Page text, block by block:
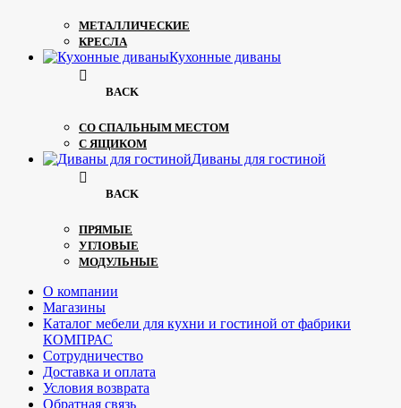
МЕТАЛЛИЧЕСКИЕ
КРЕСЛА
Кухонные диваны
BACK
СО СПАЛЬНЫМ МЕСТОМ
С ЯЩИКОМ
Диваны для гостиной
BACK
ПРЯМЫЕ
УГЛОВЫЕ
МОДУЛЬНЫЕ
О компании
Магазины
Каталог мебели для кухни и гостиной от фабрики
КОМПРАС
Сотрудничество
Доставка и оплата
Условия возврата
Обратная связь